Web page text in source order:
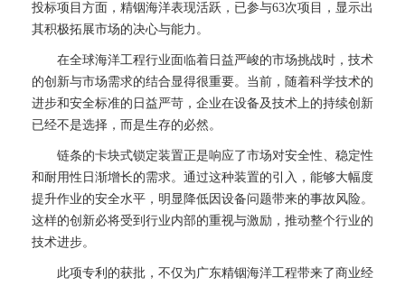
投标项目方面，精铟海洋表现活跃，已参与63次项目，显示出
其积极拓展市场的决心与能力。
在全球海洋工程行业面临着日益严峻的市场挑战时，技术
的创新与市场需求的结合显得很重要。当前，随着科学技术的
进步和安全标准的日益严苛，企业在设备及技术上的持续创新
已经不是选择，而是生存的必然。
链条的卡块式锁定装置正是响应了市场对安全性、稳定性
和耐用性日渐增长的需求。通过这种装置的引入，能够大幅度
提升作业的安全水平，明显降低因设备问题带来的事故风险。
这样的创新必将受到行业内部的重视与激励，推动整个行业的
技术进步。
此项专利的获批，不仅为广东精铟海洋工程带来了商业经